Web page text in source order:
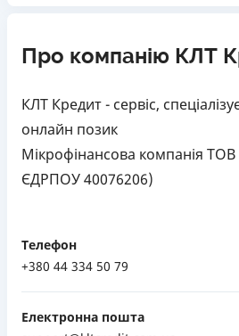
Про компанію КЛТ
КЛТ Кредит - сервіс,
онлайн позик
Мікрофінансова компанія
ЄДРПОУ 40076206)
Телефон
+380 44 334 50 79
Електронна пошта